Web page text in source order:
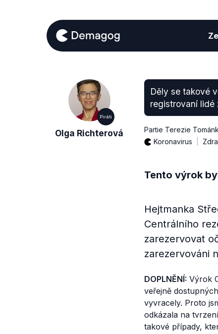
Piráti
Olga Richterová
Děly se takové
registrovaní lidé
Partie Terezie
Koronavirus
Tento výrok
Hejtmanka
Centrálního
zarezervovat
zarezervováni
DOPLNĚNÍ: Výrok
veřejně
vyvracely. Proto
odkázala na
takové případy,